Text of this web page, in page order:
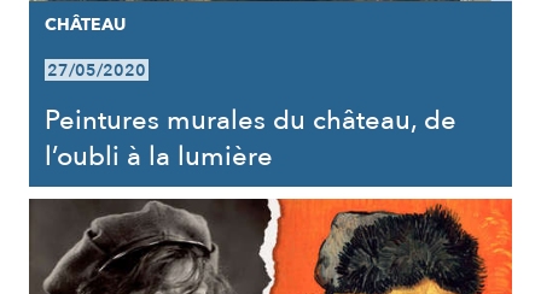
CHÂTEAU
27/05/2020
Peintures murales du château, de
l’oubli à la lumière